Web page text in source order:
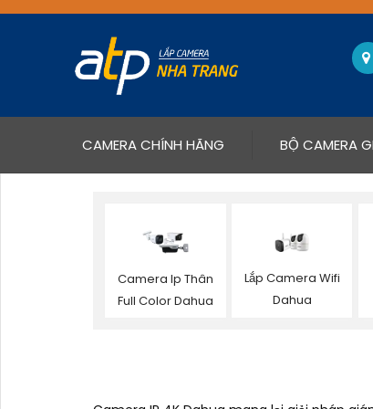
CAMERA CHÍNH HÃNG(CURRENT)BỘ CAMERA
Camera Ip Thân
Full Color Dahua
Lắp Camera Wifi
Dahua